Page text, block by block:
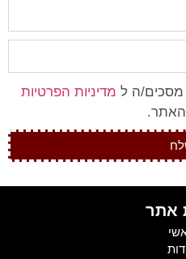
מסכים/ה ל מדיניות הפרטיות
אתר